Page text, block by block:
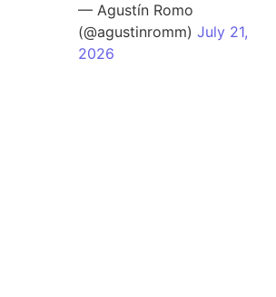
— Agustín Romo
(@agustinromm)July 21,
2026